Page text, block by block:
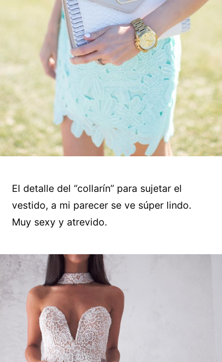
El detalle del “collarín” para sujetar el
vestido, a mi parecer se ve súper lindo.
Muy sexy y atrevido.